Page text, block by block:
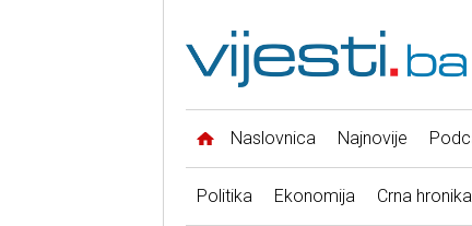
Naslovnica Najnovije
Politika Ekonomija Crna hronika